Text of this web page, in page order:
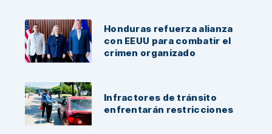
Honduras refuerza alianza
con EEUU para combatir el
crimen organizado
Infractores de tránsito
enfrentarán restricciones